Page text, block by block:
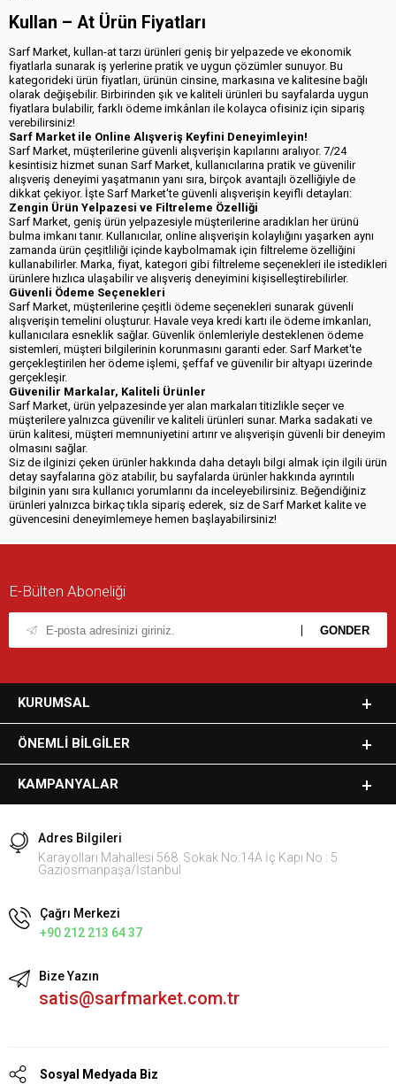
Kullan – At Ürün Fiyatları
Sarf Market, kullan-at tarzı ürünleri geniş bir yelpazede ve ekonomik
fiyatlarla sunarak iş yerlerine pratik ve uygun çözümler sunuyor. Bu
kategorideki ürün fiyatları, ürünün cinsine, markasına ve kalitesine bağlı
olarak değişebilir. Birbirinden şık ve kaliteli ürünleri bu sayfalarda uygun
fiyatlara bulabilir, farklı ödeme imkânları ile kolayca ofisiniz için sipariş
verebilirsiniz!
Sarf Market ile Online Alışveriş Keyfini Deneyimleyin!
Sarf Market, müşterilerine güvenli alışverişin kapılarını aralıyor. 7/24
kesintisiz hizmet sunan Sarf Market, kullanıcılarına pratik ve güvenilir
alışveriş deneyimi yaşatmanın yanı sıra, birçok avantajlı özelliğiyle de
dikkat çekiyor. İşte Sarf Market'te güvenli alışverişin keyifli detayları:
Zengin Ürün Yelpazesi ve Filtreleme Özelliği
Sarf Market, geniş ürün yelpazesiyle müşterilerine aradıkları her ürünü
bulma imkanı tanır. Kullanıcılar, online alışverişin kolaylığını yaşarken aynı
zamanda ürün çeşitliliği içinde kaybolmamak için filtreleme özelliğini
kullanabilirler. Marka, fiyat, kategori gibi filtreleme seçenekleri ile istedikleri
ürünlere hızlıca ulaşabilir ve alışveriş deneyimini kişiselleştirebilirler.
Güvenli Ödeme Seçenekleri
Sarf Market, müşterilerine çeşitli ödeme seçenekleri sunarak güvenli
alışverişin temelini oluşturur. Havale veya kredi kartı ile ödeme imkanları,
kullanıcılara esneklik sağlar. Güvenlik önlemleriyle desteklenen ödeme
sistemleri, müşteri bilgilerinin korunmasını garanti eder. Sarf Market'te
gerçekleştirilen her ödeme işlemi, şeffaf ve güvenilir bir altyapı üzerinde
gerçekleşir.
Güvenilir Markalar, Kaliteli Ürünler
Sarf Market, ürün yelpazesinde yer alan markaları titizlikle seçer ve
müşterilere yalnızca güvenilir ve kaliteli ürünleri sunar. Marka sadakati ve
ürün kalitesi, müşteri memnuniyetini artırır ve alışverişin güvenli bir deneyim
olmasını sağlar.
Siz de ilginizi çeken ürünler hakkında daha detaylı bilgi almak için ilgili ürün
detay sayfalarına göz atabilir, bu sayfalarda ürünler hakkında ayrıntılı
bilginin yanı sıra kullanıcı yorumlarını da inceleyebilirsiniz. Beğendiğiniz
ürünleri yalnızca birkaç tıkla sipariş ederek, siz de Sarf Market kalite ve
güvencesini deneyimlemeye hemen başlayabilirsiniz!
E-Bülten Aboneliği
KURUMSAL
ÖNEMLI BILGILER
KAMPANYALAR
Adres Bilgileri
Karayolları Mahallesi 568. Sokak No:14A İç Kapı No : 5
Gaziosmanpaşa/İstanbul
Çağrı Merkezi
+90 212 213 64 37
Bize Yazın
satis@sarfmarket.com.tr
Sosyal Medyada Biz